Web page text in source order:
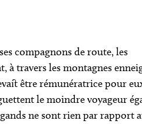
compagnons de route, les
à travers les montagnes
être rémunératrice pour
le moindre voyageur
ne sont rien par rapport